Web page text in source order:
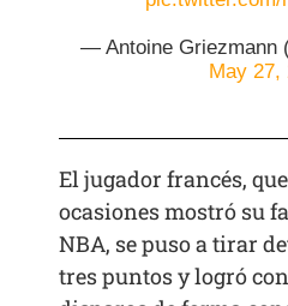
— Antoine Griezmann
May 27,
El jugador francés,
ocasiones mostró su
NBA, se puso a tirar
tres puntos y logró